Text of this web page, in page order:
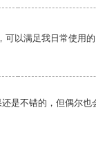
以满足我日常使用的
是不错的，但偶尔也